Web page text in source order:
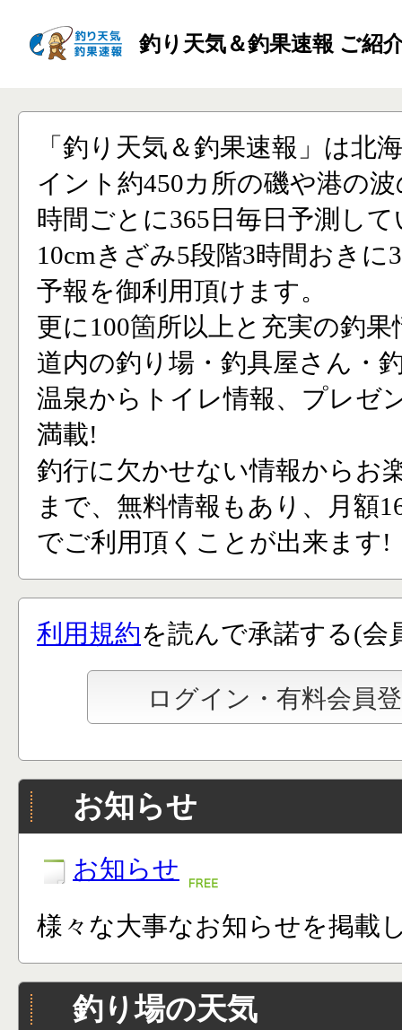
釣り天気＆釣果速報 ご紹
「釣り天気＆釣果速報」は北
イント約450カ所の磯や港の
時間ごとに365日毎日予測し
10cmきざみ5段階3時間おきに
予報を御利用頂けます。
更に100箇所以上と充実の釣果
道内の釣り場・釣具屋さん・
温泉からトイレ情報、プレゼ
満載!
釣行に欠かせない情報からお
まで、無料情報もあり、月額
でご利用頂くことが出来ます!
利用規約を読んで承諾する(会
お知らせ
お知らせ
様々な大事なお知らせを掲載
釣り場の天気